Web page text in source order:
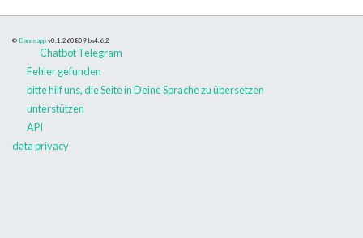
© Danceapp v0.1.260809 bs4.6.2
Chatbot Telegram
Fehler gefunden
bitte hilf uns, die Seite in Deine Sprache zu übersetzen
unterstützen
API
data privacy